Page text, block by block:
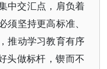
中交汇点，肩负着
坚持更高标准、
推动学习教育有序
头做标杆，锲而不